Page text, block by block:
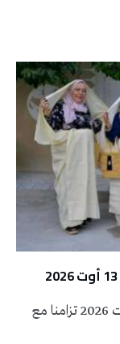
تُنظم جمعية تراثنا يوم الخميس المقبل 13 أوت 2026 تزامنا مع